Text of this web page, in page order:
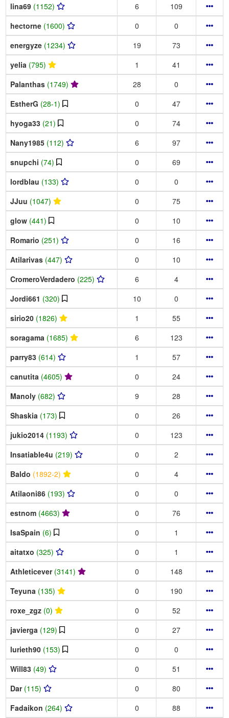
lina69 (1152) 6
109
hectorne (1600) 0
0
energyze (1234) 19
73
yelia (795) 1
41
Palanthas (1749) 28
0
EstherG (28-1) 0
47
hyoga33 (21) 0
74
Nany1985 (112) 6
97
snupchi (74) 0
69
lordblau (133) 0
0
JJuu (1047) 0
75
glow (441) 0
10
Romario (251) 0
16
Atilarivas (447) 0
10
CromeroVerdadero (225) 6
4
Jordi661 (320) 10
0
sirio20 (1826) 1
55
soragama (1685) 6
123
parry83 (614) 1
57
canutita (4605) 0
24
Manoly (682) 9
28
Shaskia (173) 0
26
jukio2014 (1193) 0
123
Insatiable4u (219) 0
2
Baldo (1892-2) 0
4
Atilaoni86 (193) 0
0
estnom (4663) 0
76
IsaSpain (6) 0
1
aitatxo (325) 0
1
Athleticever (3141) 0
148
Teyuna (135) 0
190
roxe_zgz (0) 0
52
javierga (129) 0
27
lurieth90 (153) 0
0
Will83 (49) 0
51
Dar (115) 0
80
Fadaikon (264) 0 88